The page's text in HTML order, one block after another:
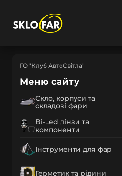
ГО "Клуб АвтоСвітла"
Меню сайту
Скло, корпуси та
складові фари
Bi-Led лінзи та
компоненти
Інструменти для фар
Герметик та рідини